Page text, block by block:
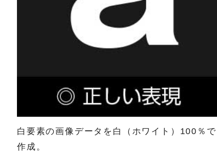
白要素の画像データを白（ホワイト）100％で
作成。